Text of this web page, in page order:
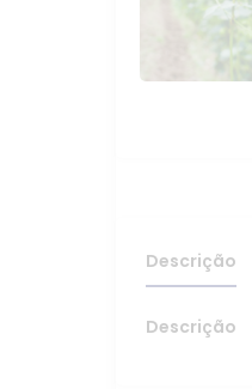
Descrição
Descrição